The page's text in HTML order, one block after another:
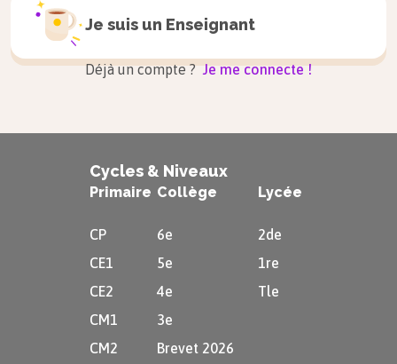
Je suis un Enseignant
Déjà un compte ? Je me connecte !
Cycles & Niveaux
Primaire
CP
CE1
CE2
CM1
CM2
Collège
6e
5e
4e
3e
Brevet 2026
Lycée
2de
1re
Tle